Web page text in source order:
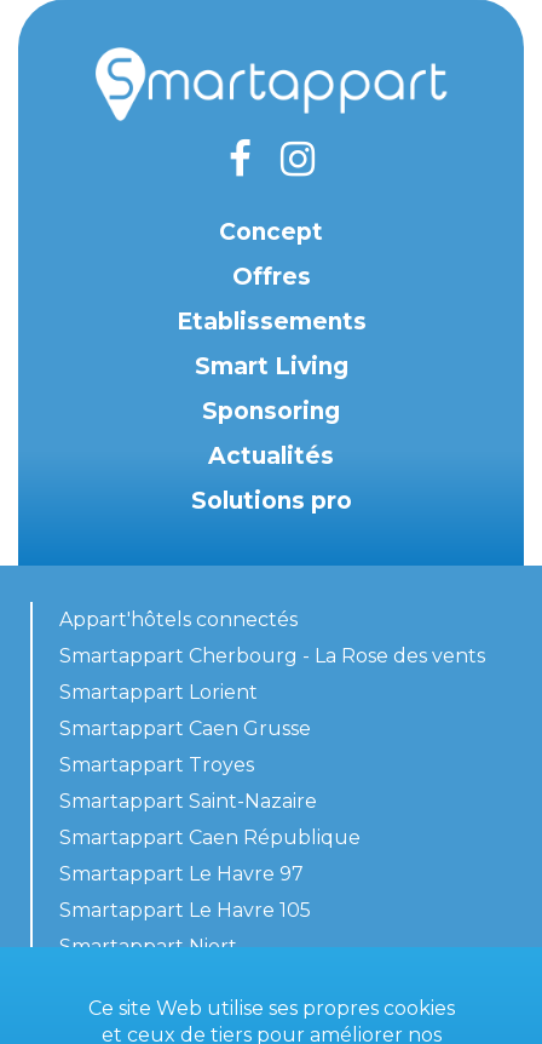
Concept
Offres
Etablissements
Smart Living
Sponsoring
Actualités
Solutions pro
Appart'hôtels connectés
Smartappart Cherbourg - La Rose des vents
Smartappart Lorient
Smartappart Caen Grusse
Smartappart Troyes
Smartappart Saint-Nazaire
Smartappart Caen République
Smartappart Le Havre 97
Smartappart Le Havre 105
Smartappart Niort
Ce site Web utilise ses propres cookies
et ceux de tiers pour améliorer nos